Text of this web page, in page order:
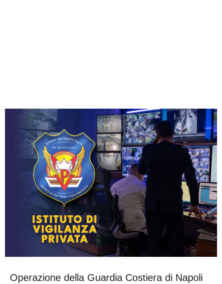
Operazione della Guardia Costiera di Napoli